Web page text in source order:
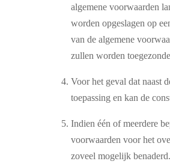
algemene voorwaarden
worden opgeslagen op
van de algemene
zullen worden
Voor het geval dat naast
toepassing en kan de
Indien één of meerdere
voorwaarden voor het
zoveel mogelijk benaderd.